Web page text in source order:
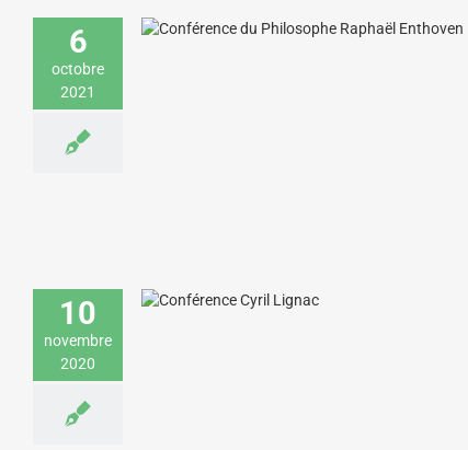
6
octobre
2021
conférence sur l’engagement et
10
novembre
2020
d’un séminaire digital sur la relation